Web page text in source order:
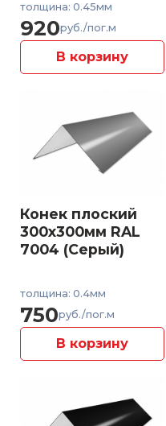
толщина: 0.45мм
920руб./пог.м
В корзину
Конек плоский
300x300мм RAL
7004 (Серый)
толщина: 0.4мм
750руб./пог.м
В корзину